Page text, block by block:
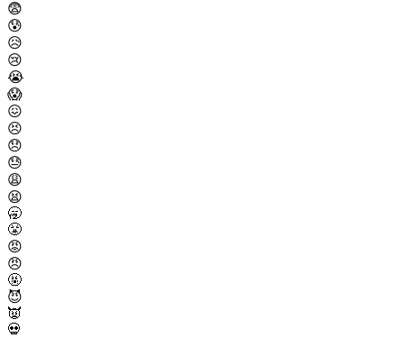
😨
😰
😥
😢
😭
😱
😖
😣
😞
😓
😩
😫
🥱
😤
😡
😠
🤬
😈
👿
💀